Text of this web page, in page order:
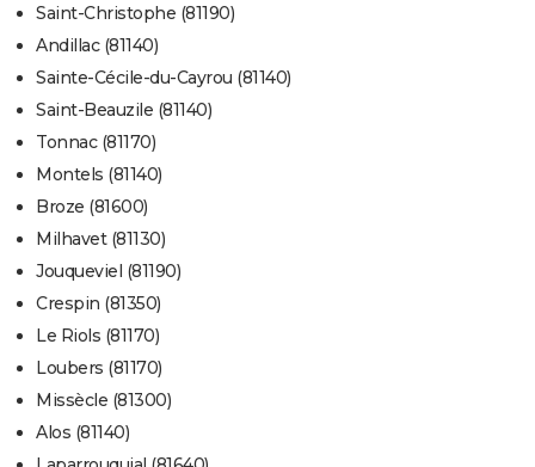
Saint-Christophe (81190)
Andillac (81140)
Sainte-Cécile-du-Cayrou (81140)
Saint-Beauzile (81140)
Tonnac (81170)
Montels (81140)
Broze (81600)
Milhavet (81130)
Jouqueviel (81190)
Crespin (81350)
Le Riols (81170)
Loubers (81170)
Missècle (81300)
Alos (81140)